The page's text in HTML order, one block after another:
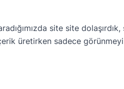
site site
üretirken sadece